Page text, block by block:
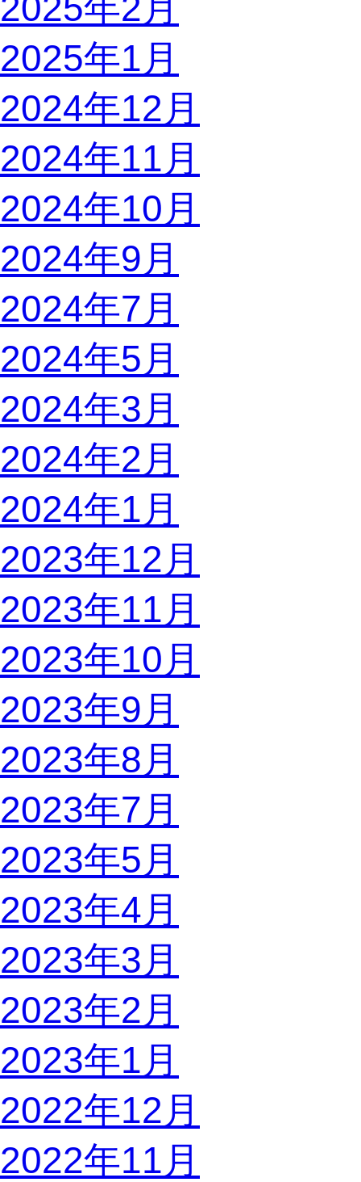
2025年2月
2025年1月
2024年12月
2024年11月
2024年10月
2024年9月
2024年7月
2024年5月
2024年3月
2024年2月
2024年1月
2023年12月
2023年11月
2023年10月
2023年9月
2023年8月
2023年7月
2023年5月
2023年4月
2023年3月
2023年2月
2023年1月
2022年12月
2022年11月